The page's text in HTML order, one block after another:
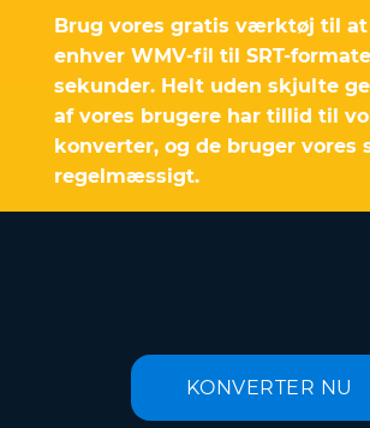
Brug vores gratis værktøj til
enhver WMV-fil til SRT-
sekunder. Helt uden skjulte
af vores brugere har tillid til
konverter, og de bruger vores
regelmæssigt.
KONVERTER NU